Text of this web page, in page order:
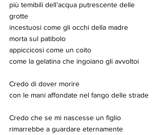
più temibili dell’acqua putrescente delle
grotte
incestuosi come gli occhi della madre
morta sul patibolo
appiccicosi come un coito
come la gelatina che ingoiano gli avvoltoi
Credo di dover morire
con le mani affondate nel fango delle strade
Credo che se mi nascesse un figlio
rimarrebbe a guardare eternamente